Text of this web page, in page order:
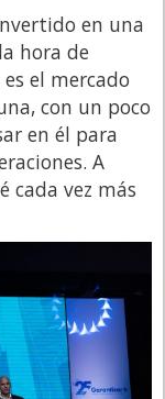
en una
hora de
el mercado
con un poco
en él para
A
cada vez más